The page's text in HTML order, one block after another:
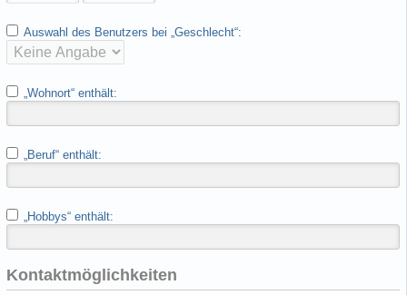
Auswahl des Benutzers bei „Geschlecht“:
„Wohnort“ enthält:
„Beruf“ enthält:
„Hobbys“ enthält:
Kontaktmöglichkeiten